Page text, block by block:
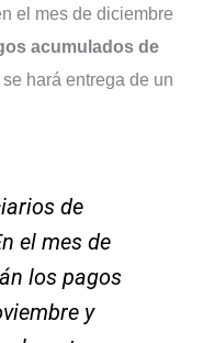
el mes de diciembre
acumulados de
hará entrega de un
de
el mes de
los pagos
y